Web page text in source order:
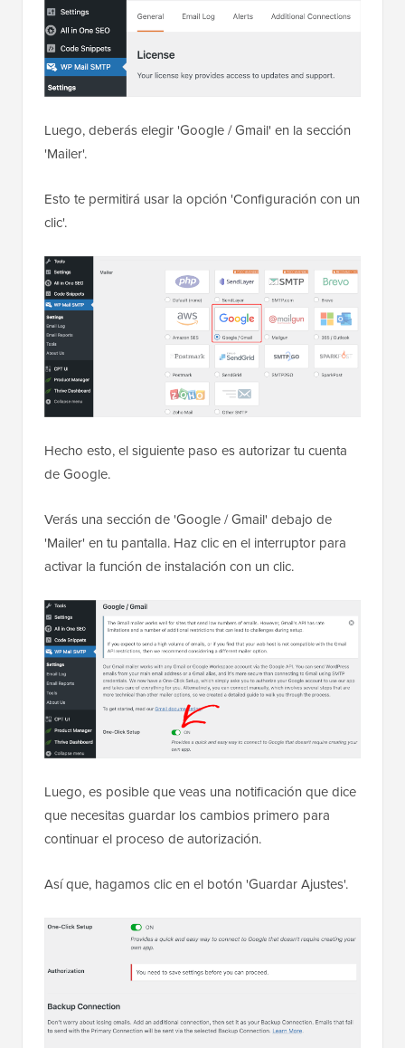
Luego, deberás elegir 'Google / Gmail' en la sección
'Mailer'.
Esto te permitirá usar la opción 'Configuración con un
clic'.
Hecho esto, el siguiente paso es autorizar tu cuenta
de Google.
Verás una sección de 'Google / Gmail' debajo de
'Mailer' en tu pantalla. Haz clic en el interruptor para
activar la función de instalación con un clic.
Luego, es posible que veas una notificación que dice
que necesitas guardar los cambios primero para
continuar el proceso de autorización.
Así que, hagamos clic en el botón 'Guardar Ajustes'.